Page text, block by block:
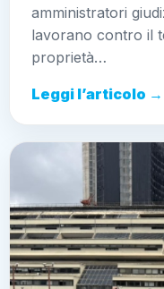
amministratori
lavorano contro il
proprietà…
Leggi l’articolo →